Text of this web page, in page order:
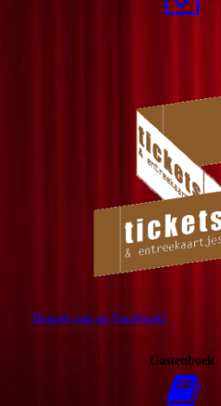
Bezoek ons op Facebook!
Gastenboek